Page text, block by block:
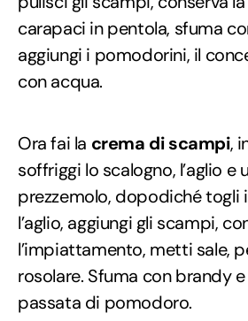
carapaci in pentola, sfuma
aggiungi i pomodorini, il
con acqua.
Ora fai la crema di scampi,
soffriggi lo scalogno, l’aglio e
prezzemolo, dopodiché togli
l’aglio, aggiungi gli scampi,
l’impiattamento, metti sale,
rosolare. Sfuma con brandy
passata di pomodoro.